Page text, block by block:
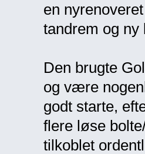
en
tandrem og ny
Den brugte
og være
godt starte,
flere løse
tilkoblet